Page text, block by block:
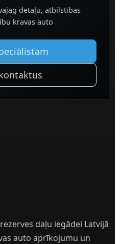
detaļu, atbilstības
kravas auto
daļu iegādei Latvijā
auto aprīkojumu un